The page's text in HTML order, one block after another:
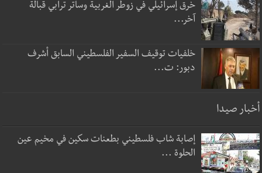
خرق إسرائيلي في زوطر الغربية وساتر ترابي قبالة
آخر...
خلفيات توقيف السفير الفلسطيني السابق أشرف
دبور: ت...
أخبار صيدا
إصابة شاب فلسطيني بطعنات سكين في مخيم عين
الحلوة ...